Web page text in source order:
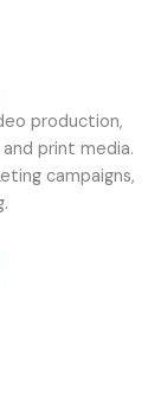
d
e
m
i
production,
print media.
campaigns,